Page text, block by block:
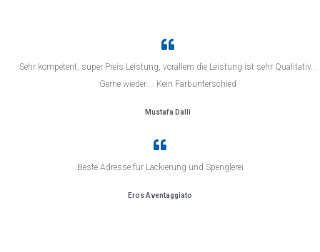
Sehr kompetent, super Preis Leistung, vorallem die Leistung ist sehr Qualitativ...
Gerne wieder.... Kein Farbunterschied
Mustafa Dalli
Beste Adresse für Lackierung und Spenglerei
Eros Aventaggiato